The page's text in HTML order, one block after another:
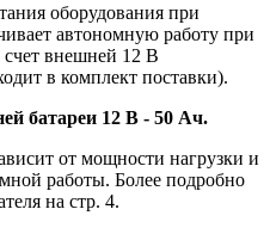
оборудования при
автономную работу при
счет внешней 12 В
в комплект поставки).
батареи 12 В - 50 Ач.
от мощности нагрузки и
работы. Более подробно
на стр. 4.